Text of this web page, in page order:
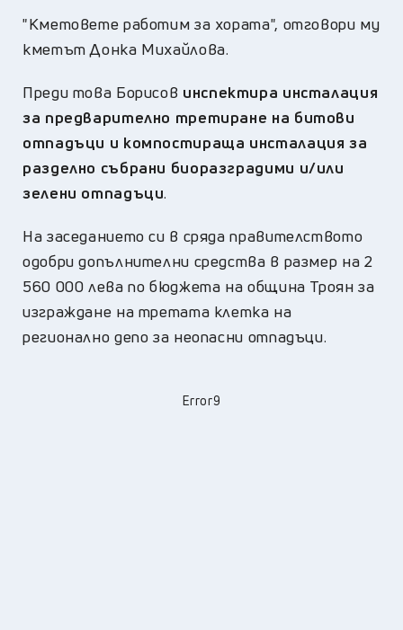
"Кметовете работим за хората", отговори му
кметът Донка Михайлова.
Преди това Борисов инспектира инсталация
за предварително третиране на битови
отпадъци и компостираща инсталация за
разделно събрани биоразградими и/или
зелени отпадъци.
На заседанието си в сряда правителството
одобри допълнителни средства в размер на 2
560 000 лева по бюджета на община Троян за
изграждане на третата клетка на
регионално депо за неопасни отпадъци.
Error9